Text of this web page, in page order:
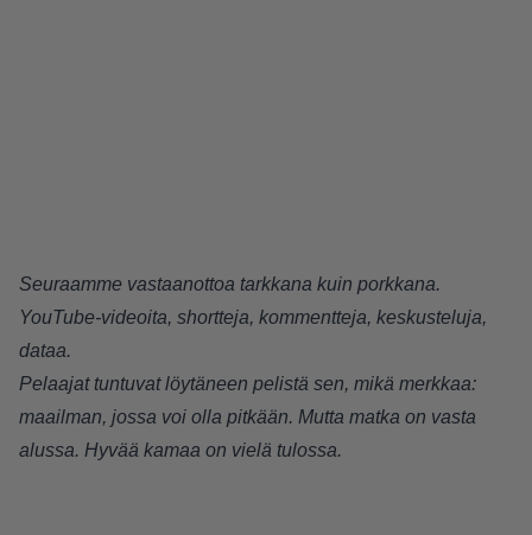
Seuraamme vastaanottoa tarkkana kuin porkkana.
YouTube-videoita, shortteja, kommentteja, keskusteluja,
dataa.
Pelaajat tuntuvat löytäneen pelistä sen, mikä merkkaa:
maailman, jossa voi olla pitkään. Mutta matka on vasta
alussa. Hyvää kamaa on vielä tulossa.